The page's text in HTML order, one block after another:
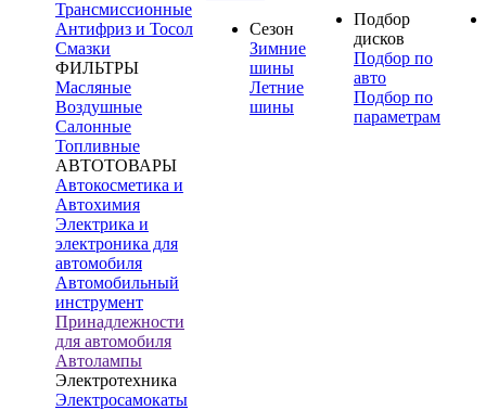
Трансмиссионные
Антифриз и Тосол
Смазки
ФИЛЬТРЫ
Масляные
Воздушные
Салонные
Топливные
АВТОТОВАРЫ
Автокосметика и
Автохимия
Электрика и
электроника для
автомобиля
Автомобильный
инструмент
Принадлежности
для автомобиля
Автолампы
Электротехника
Электросамокаты
Сезон
Зимние
шины
Летние
шины
Подбор
дисков
Подбор по
авто
Подбор по
параметрам